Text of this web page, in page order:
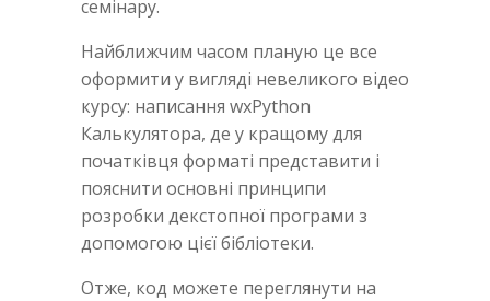
семінару.
Найближчим часом планую це все
оформити у вигляді невеликого відео
курсу: написання wxPython
Калькулятора, де у кращому для
початківця форматі представити і
пояснити основні принципи
розробки декстопної програми з
допомогою цієї бібліотеки.
Отже, код можете переглянути на